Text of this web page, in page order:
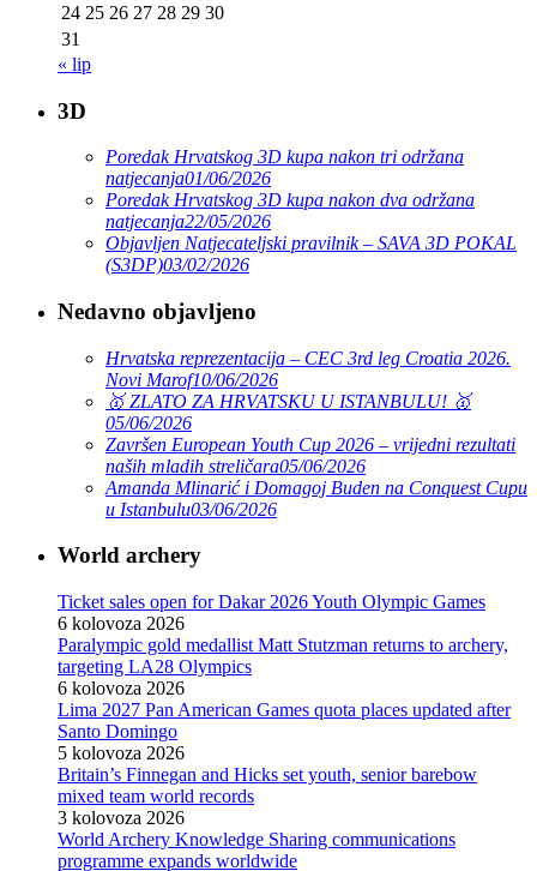
24 25 26 27 28 29 30
31
« lip
3D
Poredak Hrvatskog 3D kupa nakon tri održana
natjecanja01/06/2026
Poredak Hrvatskog 3D kupa nakon dva održana
natjecanja22/05/2026
Objavljen Natjecateljski pravilnik – SAVA 3D POKAL
(S3DP)03/02/2026
Nedavno objavljeno
Hrvatska reprezentacija – CEC 3rd leg Croatia 2026.
Novi Marof10/06/2026
🥇 ZLATO ZA HRVATSKU U ISTANBULU! 🥇
05/06/2026
Završen European Youth Cup 2026 – vrijedni rezultati
naših mladih streličara05/06/2026
Amanda Mlinarić i Domagoj Buden na Conquest Cupu
u Istanbulu03/06/2026
World archery
Ticket sales open for Dakar 2026 Youth Olympic Games
6 kolovoza 2026
Paralympic gold medallist Matt Stutzman returns to archery,
targeting LA28 Olympics
6 kolovoza 2026
Lima 2027 Pan American Games quota places updated after
Santo Domingo
5 kolovoza 2026
Britain’s Finnegan and Hicks set youth, senior barebow
mixed team world records
3 kolovoza 2026
World Archery Knowledge Sharing communications
programme expands worldwide